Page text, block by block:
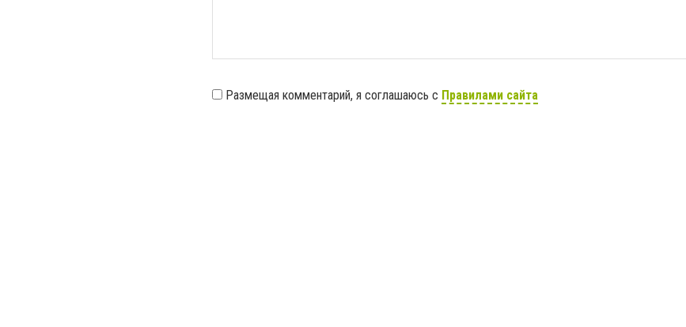
Размещая комментарий, я соглашаюсь с Правилами сайта